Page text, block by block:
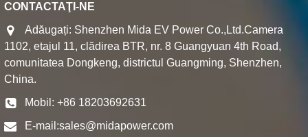
CONTACTAŢI-NE
Adăugați: Shenzhen Mida EV Power Co.,Ltd.Camera
1102, etajul 11, clădirea BTR, nr. 8 Guangyuan 4th Road,
comunitatea Dongkeng, districtul Guangming, Shenzhen,
China.
Mobil: +86 18203692631
E-mail:sales@midapower.com